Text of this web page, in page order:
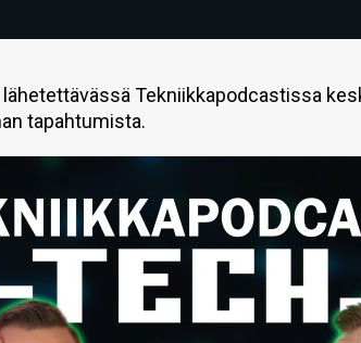
Tekniikkapodcastissa
tapahtumista.